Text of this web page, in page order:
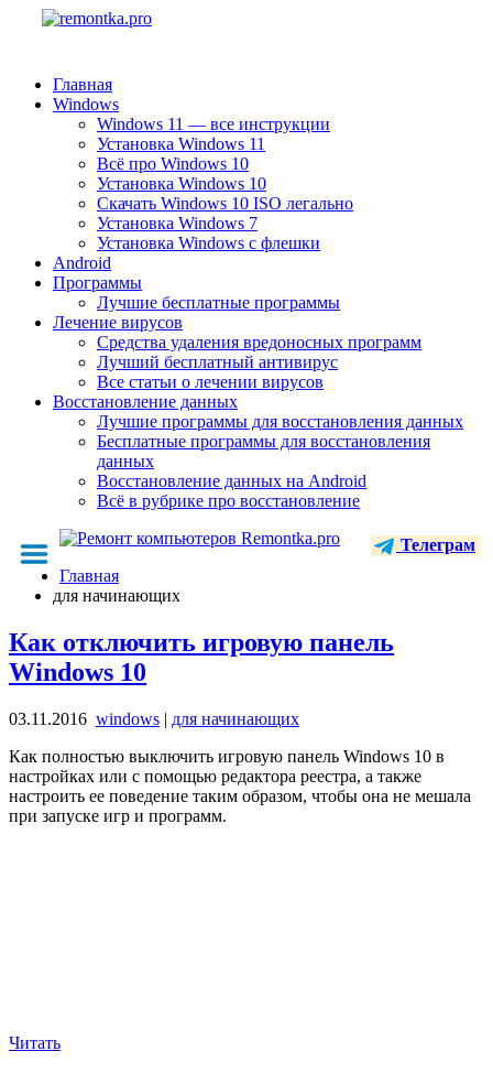
Главная
Windows
Windows 11 — все инструкции
Установка Windows 11
Всё про Windows 10
Установка Windows 10
Скачать Windows 10 ISO легально
Установка Windows 7
Установка Windows с флешки
Android
Программы
Лучшие бесплатные программы
Лечение вирусов
Средства удаления вредоносных программ
Лучший бесплатный антивирус
Все статьи о лечении вирусов
Восстановление данных
Лучшие программы для восстановления данных
Бесплатные программы для восстановления
данных
Восстановление данных на Android
Всё в рубрике про восстановление
Телеграм
Главная
для начинающих
Как отключить игровую панель
Windows 10
03.11.2016 windows | для начинающих
Как полностью выключить игровую панель Windows 10 в
настройках или с помощью редактора реестра, а также
настроить ее поведение таким образом, чтобы она не мешала
при запуске игр и программ.
Читать